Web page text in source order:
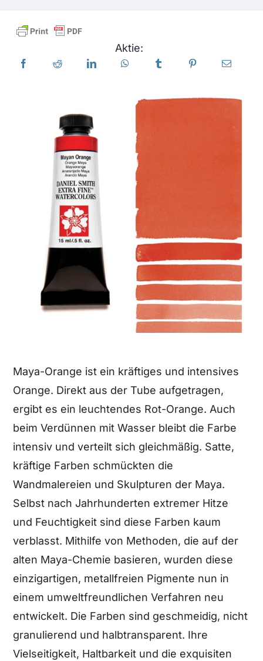
Produkte
Veranstaltungen
Ressourcen
Händler finden
Kontaktieren Sie uns
Abonnieren
Aktie:
Maya-Orange ist ein kräftiges und intensives
Orange. Direkt aus der Tube aufgetragen,
ergibt es ein leuchtendes Rot-Orange. Auch
beim Verdünnen mit Wasser bleibt die Farbe
intensiv und verteilt sich gleichmäßig. Satte,
kräftige Farben schmückten die
Wandmalereien und Skulpturen der Maya.
Selbst nach Jahrhunderten extremer Hitze
und Feuchtigkeit sind diese Farben kaum
verblasst. Mithilfe von Methoden, die auf der
alten Maya-Chemie basieren, wurden diese
einzigartigen, metallfreien Pigmente nun in
einem umweltfreundlichen Verfahren neu
entwickelt. Die Farben sind geschmeidig, nicht
granulierend und halbtransparent. Ihre
Vielseitigkeit, Haltbarkeit und die exquisiten